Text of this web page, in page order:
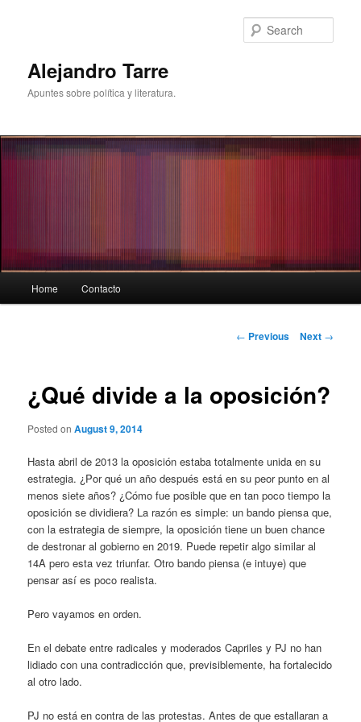
Alejandro Tarre
Apuntes sobre política y literatura.
Home Contacto
Post
← Previous Next →
¿Qué divide a la oposición?
Posted onAugust 9, 2014
Hasta abril de 2013 la oposición estaba totalmente unida en su
estrategia. ¿Por qué un año después está en su peor punto en al
menos siete años? ¿Cómo fue posible que en tan poco tiempo la
oposición se dividiera? La razón es simple: un bando piensa que,
con la estrategia de siempre, la oposición tiene un buen chance
de destronar al gobierno en 2019. Puede repetir algo similar al
14A pero esta vez triunfar. Otro bando piensa (e intuye) que
pensar así es poco realista.
Pero vayamos en orden.
En el debate entre radicales y moderados Capriles y PJ no han
lidiado con una contradicción que, previsiblemente, ha fortalecido
al otro lado.
PJ no está en contra de las protestas. Antes de que estallaran a